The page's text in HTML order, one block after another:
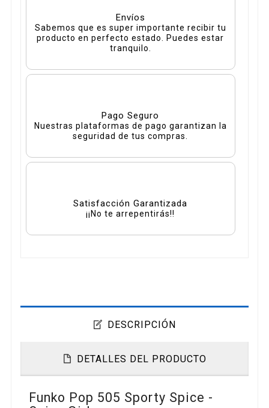
Envíos
Sabemos que es super importante recibir tu
producto en perfecto estado. Puedes estar
tranquilo.
Pago Seguro
Nuestras plataformas de pago garantizan la
seguridad de tus compras.
Satisfacción Garantizada
¡¡No te arrepentirás!!
DESCRIPCIÓN
DETALLES DEL PRODUCTO
Funko Pop 505 Sporty Spice -